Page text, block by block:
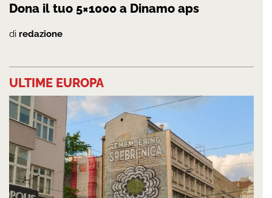
Dona il tuo 5×1000 a Dinamo aps
di redazione
ULTIME EUROPA